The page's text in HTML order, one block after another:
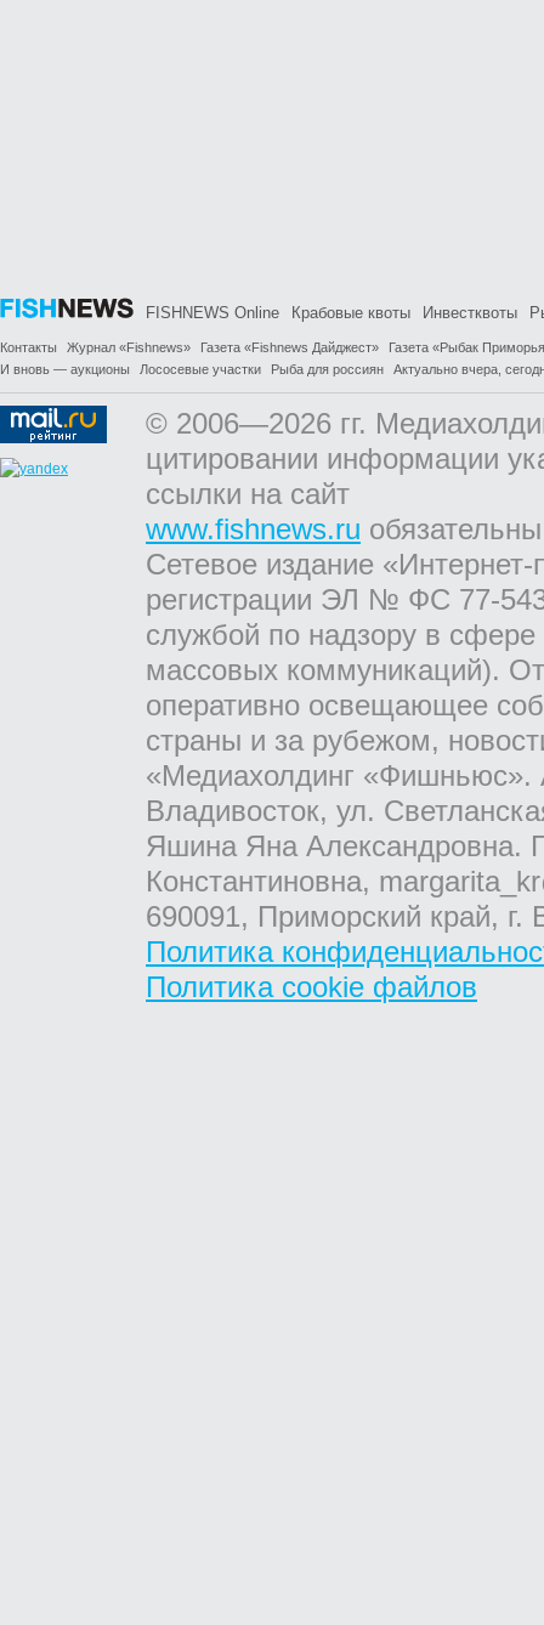
FISHNEWS Online Крабовые квоты Инвестквоты
Контакты Журнал «Fishnews» Газета «Fishnews Дайджест»
Газета «Рыбак
И вновь — аукционы
Лососевые участки Рыба для россиян Актуально вчера,
© 2006—2026 гг.
цитировании информации
ссылки на сайт
www.fishnews.ru
Сетевое издание
регистрации ЭЛ № ФС 77-
службой по надзору в
массовых коммуникаций).
оперативно освещающее
страны и за рубежом,
«Медиахолдинг «Фишньюс».
Владивосток, ул.
Яшина Яна Александровна.
Константиновна,
690091, Приморский край,
Политика
Политика cookie файлов